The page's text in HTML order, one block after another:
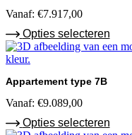
Vanaf: €7.917,00
Opties selecteren
Appartement type 7B
Vanaf: €9.089,00
Opties selecteren